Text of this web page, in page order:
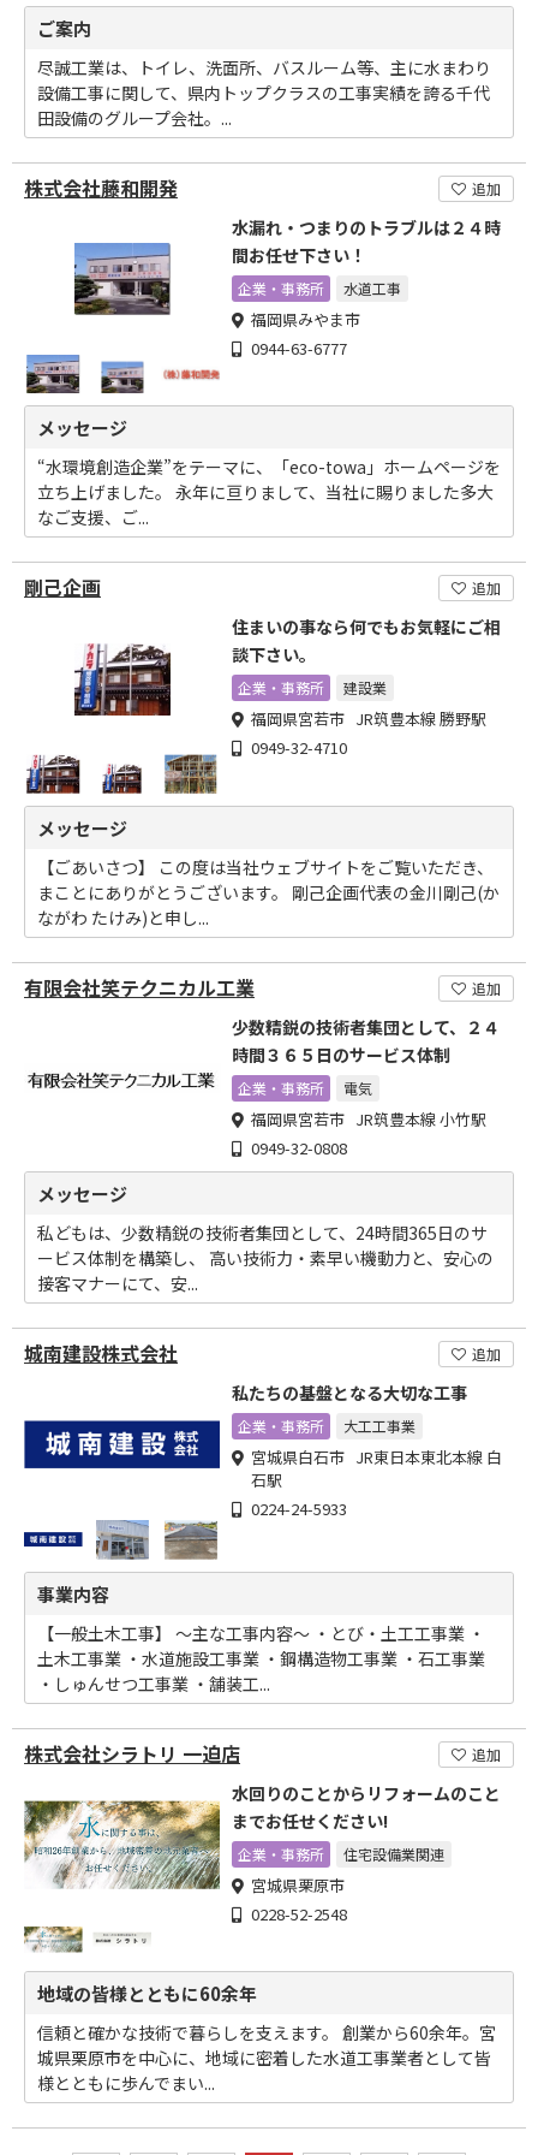
ご案内
尽誠工業は、トイレ、洗面所、バスルーム等、主に水まわり
設備工事に関して、県内トップクラスの工事実績を誇る千代
田設備のグループ会社。...
株式会社藤和開発 追加
水漏れ・つまりのトラブルは２４時
間お任せ下さい！
企業・事務所 水道工事
福岡県みやま市
0944-63-6777
メッセージ
“水環境創造企業”をテーマに、「eco-towa」ホームページを
立ち上げました。 永年に亘りまして、当社に賜りました多大
なご支援、ご...
剛己企画 追加
住まいの事なら何でもお気軽にご相
談下さい。
企業・事務所 建設業
福岡県宮若市 JR筑豊本線 勝野駅
0949-32-4710
メッセージ
【ごあいさつ】 この度は当社ウェブサイトをご覧いただき、
まことにありがとうございます。 剛己企画代表の金川剛己(か
ながわ たけみ)と申し...
有限会社笑テクニカル工業 追加
少数精鋭の技術者集団として、２４
時間３６５日のサービス体制
企業・事務所 電気
福岡県宮若市 JR筑豊本線 小竹駅
0949-32-0808
メッセージ
私どもは、少数精鋭の技術者集団として、24時間365日のサ
ービス体制を構築し、 高い技術力・素早い機動力と、安心の
接客マナーにて、安...
城南建設株式会社 追加
私たちの基盤となる大切な工事
企業・事務所 大工工事業
宮城県白石市 JR東日本東北本線 白
石駅
0224-24-5933
事業内容
【一般土木工事】 ～主な工事内容～ ・とび・土工工事業 ・
土木工事業 ・水道施設工事業 ・鋼構造物工事業 ・石工事業
・しゅんせつ工事業 ・舗装工...
株式会社シラトリ 一迫店 追加
水回りのことからリフォームのこと
までお任せください!
企業・事務所 住宅設備業関連
宮城県栗原市
0228-52-2548
地域の皆様とともに60余年
信頼と確かな技術で暮らしを支えます。 創業から60余年。宮
城県栗原市を中心に、地域に密着した水道工事業者として皆
様とともに歩んでまい...